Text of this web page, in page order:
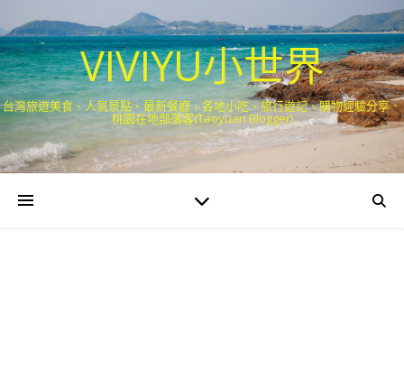
VIVIYU小世界
台灣旅遊美食、人氣景點、最新餐廳、各地小吃、旅行遊記、購物經驗分享．
桃園在地部落客(Taoyuan Blogger)